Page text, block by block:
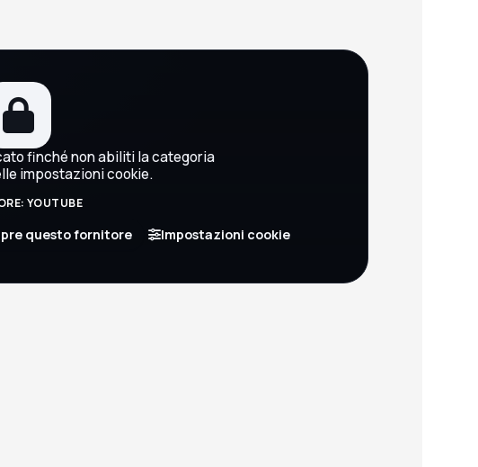
finché non abiliti la categoria
impostazioni cookie.
YOUTUBE
questo fornitore Impostazioni cookie